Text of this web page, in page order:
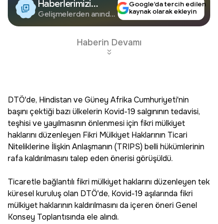
Haberlerimizi
Google'da Takip
Edin
Gelişmelerden anında
Google’da tercih edilen
kaynak olarak ekleyin
Haberin Devamı
DTÖ'de, Hindistan ve Güney Afrika Cumhuriyeti'nin
başını çektiği bazı ülkelerin Kovid-19 salgınının tedavisi,
teşhisi ve yayılmasının önlenmesi için fikri mülkiyet
haklarını düzenleyen Fikri Mülkiyet Haklarının Ticari
Niteliklerine İlişkin Anlaşmanın (TRIPS) belli hükümlerinin
rafa kaldırılmasını talep eden önerisi görüşüldü.
Ticaretle bağlantılı fikri mülkiyet haklarını düzenleyen tek
küresel kuruluş olan DTÖ'de, Kovid-19 aşılarında fikri
mülkiyet haklarının kaldırılmasını da içeren öneri Genel
Konsey Toplantısında ele alındı.